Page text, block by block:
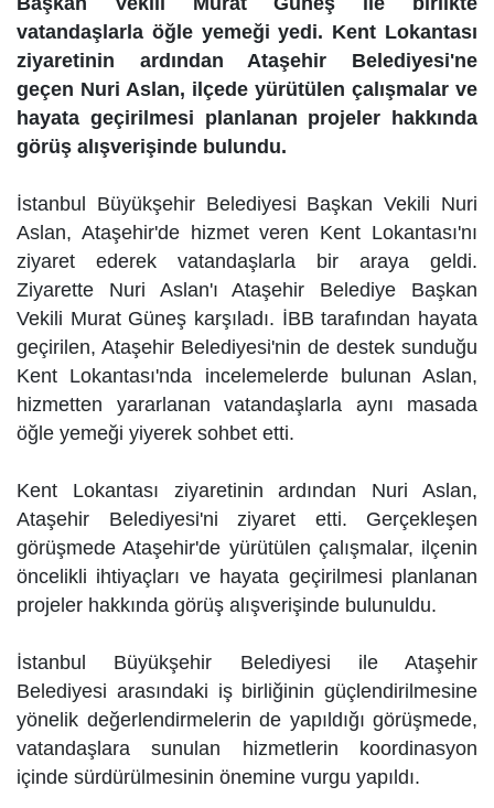
vatandaşlarla öğle yemeği yedi. Kent Lokantası
ziyaretinin ardından Ataşehir Belediyesi'ne
geçen Nuri Aslan, ilçede yürütülen çalışmalar ve
hayata geçirilmesi planlanan projeler hakkında
görüş alışverişinde bulundu.
İstanbul Büyükşehir Belediyesi Başkan Vekili Nuri
Aslan, Ataşehir'de hizmet veren Kent Lokantası'nı
ziyaret ederek vatandaşlarla bir araya geldi.
Ziyarette Nuri Aslan'ı Ataşehir Belediye Başkan
Vekili Murat Güneş karşıladı. İBB tarafından hayata
geçirilen, Ataşehir Belediyesi'nin de destek sunduğu
Kent Lokantası'nda incelemelerde bulunan Aslan,
hizmetten yararlanan vatandaşlarla aynı masada
öğle yemeği yiyerek sohbet etti.
Kent Lokantası ziyaretinin ardından Nuri Aslan,
Ataşehir Belediyesi'ni ziyaret etti. Gerçekleşen
görüşmede Ataşehir'de yürütülen çalışmalar, ilçenin
öncelikli ihtiyaçları ve hayata geçirilmesi planlanan
projeler hakkında görüş alışverişinde bulunuldu.
İstanbul Büyükşehir Belediyesi ile Ataşehir
Belediyesi arasındaki iş birliğinin güçlendirilmesine
yönelik değerlendirmelerin de yapıldığı görüşmede,
vatandaşlara sunulan hizmetlerin koordinasyon
içinde sürdürülmesinin önemine vurgu yapıldı.